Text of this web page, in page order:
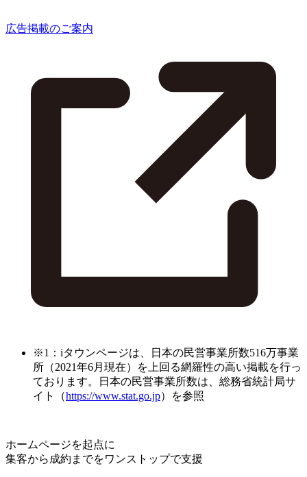
広告掲載のご案内
※1：iタウンページは、日本の民営事業所数516万事業
所（2021年6月現在）を上回る網羅性の高い掲載を行っ
ております。日本の民営事業所数は、総務省統計局サ
イト（https://www.stat.go.jp）を参照
ホームページを起点に
集客から成約までをワンストップで支援